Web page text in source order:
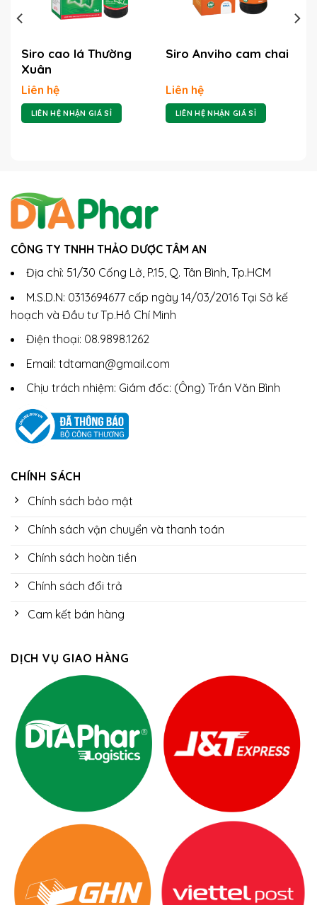
Siro cao lá Thường
Xuân
Liên hệ
LIÊN HỆ NHẬN GIÁ SỈ
Siro Anviho cam chai
Liên hệ
LIÊN HỆ NHẬN GIÁ SỈ
CÔNG TY TNHH THẢO DƯỢC TÂM AN
Địa chỉ: 51/30 Cống Lở, P.15, Q. Tân Bình, Tp.HCM
M.S.D.N: 0313694677 cấp ngày 14/03/2016 Tại Sở kế
hoạch và Đầu tư Tp.Hồ Chí Minh
Điện thoại: 08.9898.1262
Email: tdtaman@gmail.com
Chịu trách nhiệm: Giám đốc: (Ông) Trần Văn Bình
CHÍNH SÁCH
Chính sách bảo mật
Chính sách vận chuyển và thanh toán
Chính sách hoàn tiền
Chính sách đổi trả
Cam kết bán hàng
DỊCH VỤ GIAO HÀNG